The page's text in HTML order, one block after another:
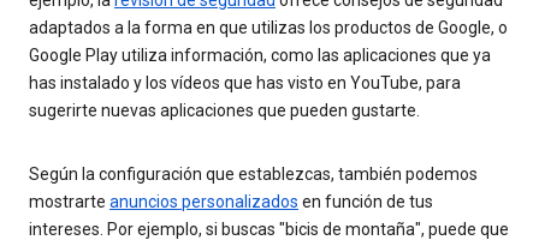
adaptados a la forma en que utilizas los productos de Google, o
Google Play utiliza información, como las aplicaciones que ya
has instalado y los vídeos que has visto en YouTube, para
sugerirte nuevas aplicaciones que pueden gustarte.
Según la configuración que establezcas, también podemos
mostrarte anuncios personalizados en función de tus
intereses. Por ejemplo, si buscas "bicis de montaña", puede que